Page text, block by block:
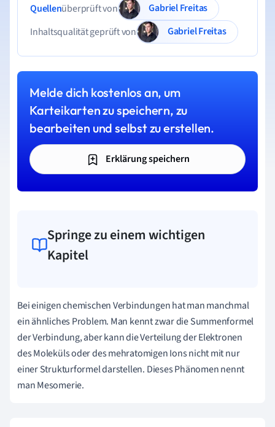
Quellenüberprüft von
Gabriel Freitas
Inhaltsqualität geprüft von
Gabriel Freitas
Melde dich kostenlos an, um
Karteikarten zu speichern, zu
bearbeiten und selbst zu erstellen.
Erklärung speichern
Springe zu einem wichtigen
Kapitel
Bei einigen chemischen Verbindungen hat man manchmal
ein ähnliches Problem. Man kennt zwar die Summenformel
der Verbindung, aber kann die Verteilung der Elektronen
des Moleküls oder des mehratomigen Ions nicht mit nur
einer Strukturformel darstellen. Dieses Phänomen nennt
man Mesomerie.